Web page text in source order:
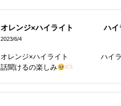
オレンジ×ハイライト ハイ
2023/6/4
オレンジ×ハイライト ハイライト
話聞けるの楽しみ